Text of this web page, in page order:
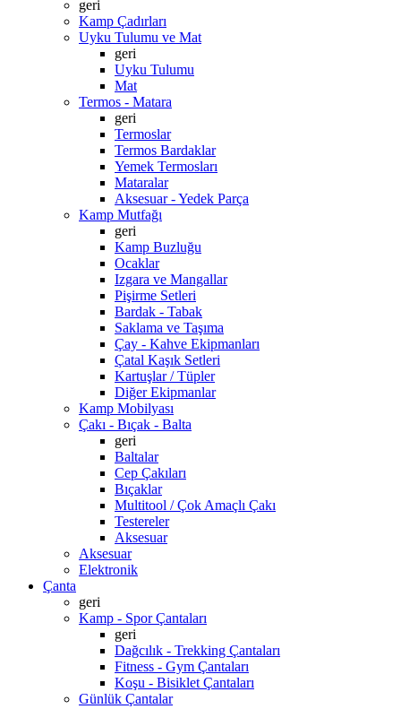
geri
Kamp Çadırları
Uyku Tulumu ve Mat
geri
Uyku Tulumu
Mat
Termos - Matara
geri
Termoslar
Termos Bardaklar
Yemek Termosları
Mataralar
Aksesuar - Yedek Parça
Kamp Mutfağı
geri
Kamp Buzluğu
Ocaklar
Izgara ve Mangallar
Pişirme Setleri
Bardak - Tabak
Saklama ve Taşıma
Çay - Kahve Ekipmanları
Çatal Kaşık Setleri
Kartuşlar / Tüpler
Diğer Ekipmanlar
Kamp Mobilyası
Çakı - Bıçak - Balta
geri
Baltalar
Cep Çakıları
Bıçaklar
Multitool / Çok Amaçlı Çakı
Testereler
Aksesuar
Aksesuar
Elektronik
Çanta
geri
Kamp - Spor Çantaları
geri
Dağcılık - Trekking Çantaları
Fitness - Gym Çantaları
Koşu - Bisiklet Çantaları
Günlük Çantalar